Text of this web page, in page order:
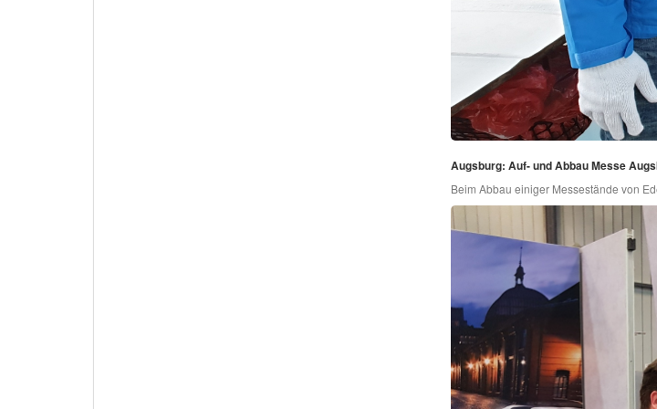
Augsburg: Auf- und Abbau Messe
Beim Abbau einiger Messestände von